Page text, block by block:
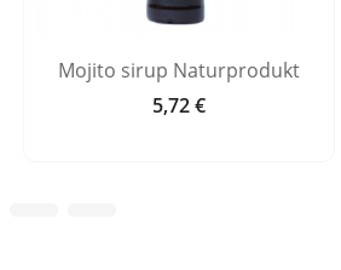
Mojito sirup Naturprodukt
Cena
5,72 €